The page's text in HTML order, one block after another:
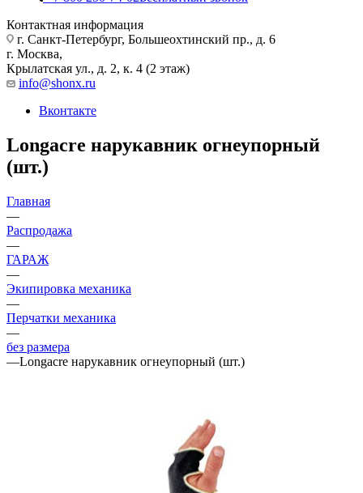
Контактная информация
г. Санкт-Петербург, Большеохтинский пр., д. 6
г. Москва,
Крылатская ул., д. 2, к. 4 (2 этаж)
info@shonx.ru
Вконтакте
Longacre нарукавник огнеупорный
(шт.)
Главная
—
Распродажа
—
ГАРАЖ
—
Экипировка механика
—
Перчатки механика
—
без размера
—Longacre нарукавник огнеупорный (шт.)